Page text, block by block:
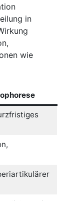
in
wie